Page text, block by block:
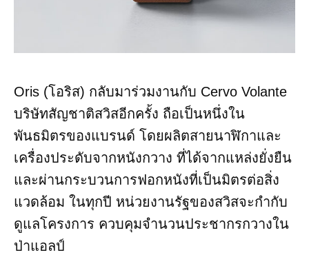
Oris (โอริส) กลับมาร่วมงานกับ Cervo Volante
บริษัทสัญชาติสวิสอีกครั้ง ถือเป็นหนึ่งใน
พันธมิตรของแบรนด์ โดยผลิตสายนาฬิกาและ
เครื่องประดับจากหนังกวาง ที่ได้จากแหล่งยั่งยืน
และผ่านกระบวนการฟอกหนังที่เป็นมิตรต่อสิ่ง
แวดล้อม ในทุกปี หน่วยงานรัฐของสวิสจะกำกับ
ดูแลโครงการ ควบคุมจำนวนประชากรกวางใน
ป่าแอลป์